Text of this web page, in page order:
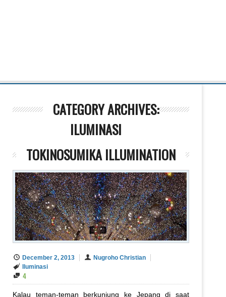
CATEGORY ARCHIVES:
ILUMINASI
TOKINOSUMIKA ILLUMINATION
December 2, 2013
Nugroho Christian
Iluminasi
4
Kalau teman-teman berkunjung ke Jepang di saat